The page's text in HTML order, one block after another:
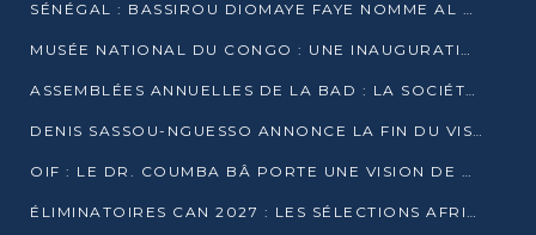
SÉNÉGAL : BASSIROU DIOMAYE FAYE NOMME AL AMINOU LÔ PREMIER MINISTRE
MUSÉE NATIONAL DU CONGO : UNE INAUGURATION PORTEUSE D’ESPOIR POUR LA CULTURE
ASSEMBLÉES ANNUELLES DE LA BAD : LA SOCIÉTÉ CIVILE CONGOLAISE À LA RECHERCHE DE PARTENAIRES POUR SES PROJETS
DENIS SASSOU-NGUESSO ANNONCE LA FIN DU VISA POUR LES AFRICAINS EN 2027
OIF : LE DR. COUMBA BÂ PORTE UNE VISION DE DIALOGUE, DE STABILITÉ ET DE RÉFORME À LA TÊTE
ÉLIMINATOIRES CAN 2027 : LES SÉLECTIONS AFRICAINES CONNAISSENT LEURS ADVERSAIRES